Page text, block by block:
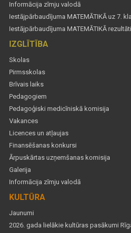
Informācija zīmju valodā
Iestājpārbaudījuma MATEMĀTIKĀ uz 7.
Iestājpārbaudījuma MATEMĀTIKĀ
IZGLĪTĪBA
Skolas
Pirmsskolas
Brīvais laiks
Pedagogiem
Pedagoģiski medicīniskā komisija
Vakances
Licences un atļaujas
Finansēšanas konkursi
Ārpuskārtas uzņemšanas komisija
Galerija
Informācija zīmju valodā
KULTŪRA
Jaunumi
2026. gada lielākie kultūras pasākumi